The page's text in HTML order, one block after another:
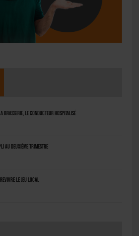
brasserie, le conducteur hospitalisé
au deuxième trimestre
revivre le jeu local